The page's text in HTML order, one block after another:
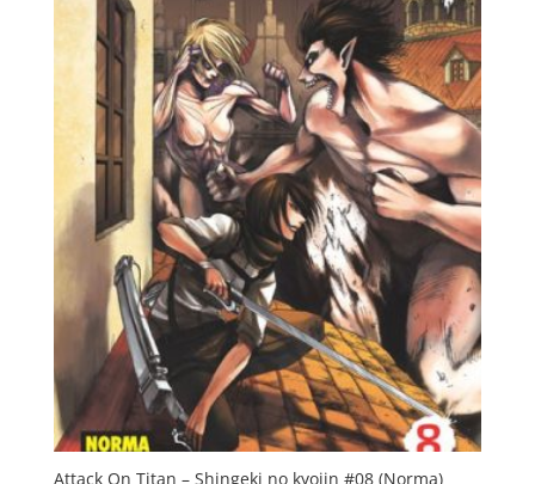
Attack On Titan – Shingeki no kyojin #08 (Norma)